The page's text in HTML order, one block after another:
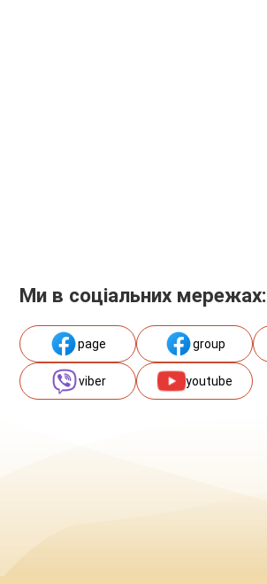
Ми в соціальних мережах:
page group
viber youtube